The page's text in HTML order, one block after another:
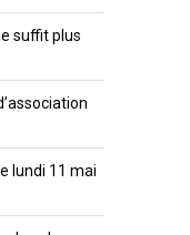
suffit plus
lundi 11 mai